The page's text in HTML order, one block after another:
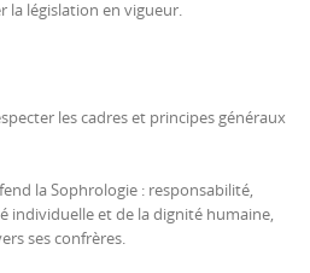
la législation en vigueur.
les cadres et principes généraux
la Sophrologie : responsabilité,
individuelle et de la dignité humaine,
ses confrères.